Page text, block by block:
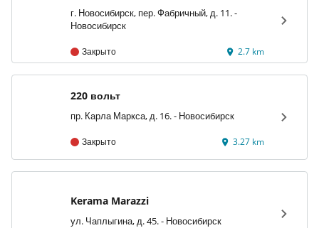
г. Новосибирск, пер. Фабричный, д. 11. -
Новосибирск
Закрыто 2.7 km
220 вольт
пр. Карла Маркса, д. 16. - Новосибирск
Закрыто 3.27 km
Kerama Marazzi
ул. Чаплыгина, д. 45. - Новосибирск